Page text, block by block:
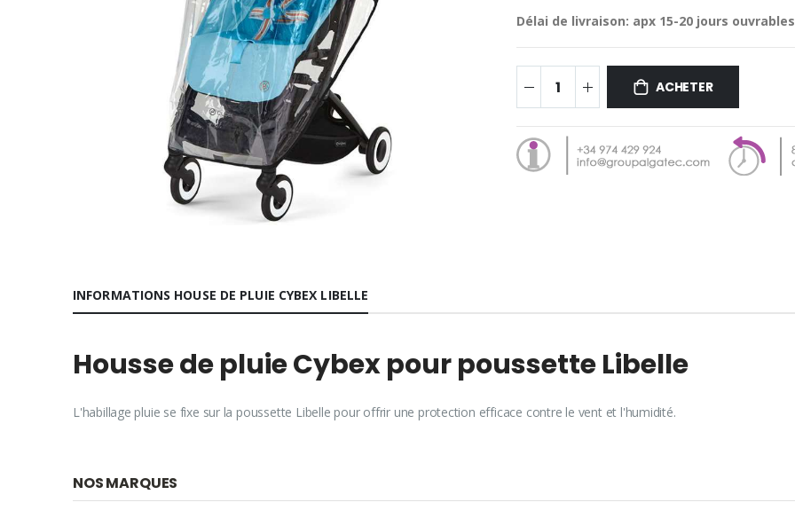
Délai de livraison: apx 15-20 jours ouvrables
ACHETER
INFORMATIONS HOUSE DE PLUIE CYBEX LIBELLE
Housse de pluie Cybex pour poussette Libelle
L'habillage pluie se fixe sur la poussette Libelle pour offrir une protection efficace contre le vent et l'humidité.
NOS MARQUES